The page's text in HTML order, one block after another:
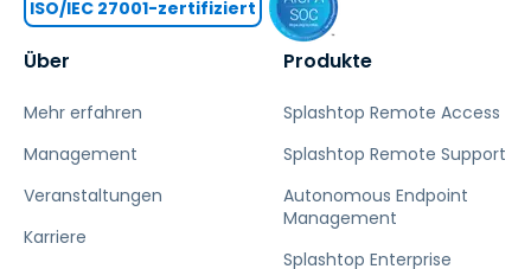
Über
Mehr erfahren
Management
Veranstaltungen
Karriere
Produkte
Splashtop Remote Access
Splashtop Remote Support
Autonomous Endpoint
Management
Splashtop Enterprise
ISO/IEC 27001-zertifiziert